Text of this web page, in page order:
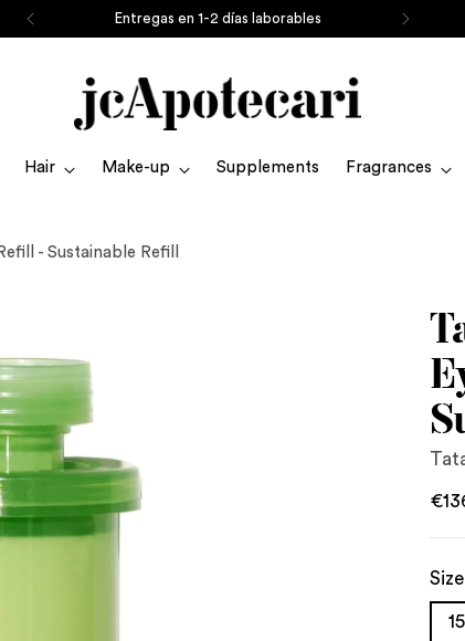
Entregas en 1-2 días laborables
Hair Make-up Supplements Fragrances
- Sustainable Refill